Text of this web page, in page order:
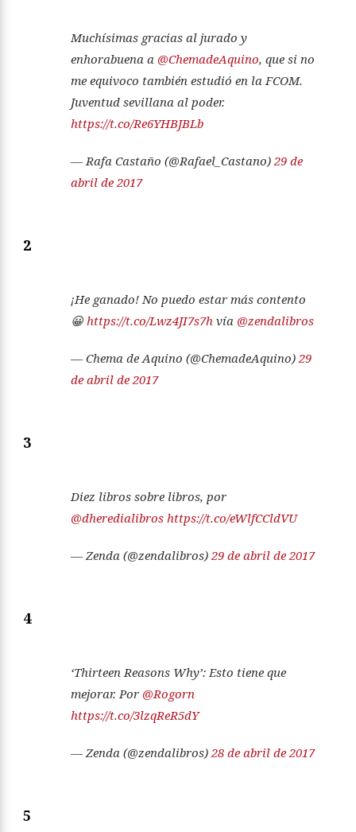
Muchísimas gracias al jurado y
enhorabuena a @ChemadeAquino, que si no
me equivoco también estudió en la FCOM.
Juventud sevillana al poder.
https://t.co/Re6YHBJBLb
— Rafa Castaño (@Rafael_Castano) 29 de
abril de 2017
2
¡He ganado! No puedo estar más contento
😀 https://t.co/Lwz4JI7s7h vía @zendalibros
— Chema de Aquino (@ChemadeAquino) 29
de abril de 2017
3
Diez libros sobre libros, por
@dheredialibros https://t.co/eWlfCCldVU
— Zenda (@zendalibros) 29 de abril de 2017
4
‘Thirteen Reasons Why’: Esto tiene que
mejorar. Por @Rogorn
https://t.co/3lzqReR5dY
— Zenda (@zendalibros) 28 de abril de 2017
5